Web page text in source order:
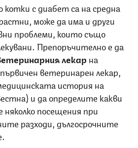
с диабет са на средна
може да има и други
проблеми, които също
Препоръчително е да
лекар на
ветеринарен лекар,
история на
и да определите какви
посещения при
разходи, дългосрочните